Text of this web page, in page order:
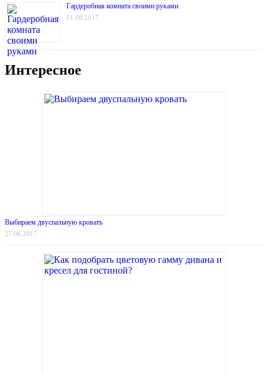
Гардеробная комната своими руками
11.08.2017
Интересное
Выбираем двуспальную кровать
27.06.2017